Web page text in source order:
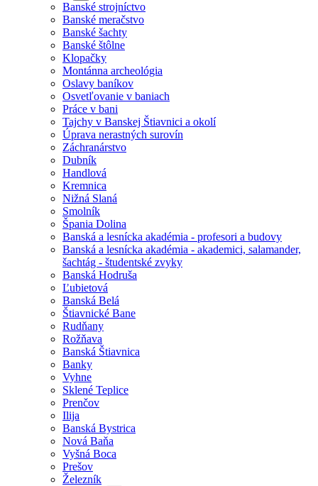
Banské strojníctvo
Banské meračstvo
Banské šachty
Banské štôlne
Klopačky
Montánna archeológia
Oslavy baníkov
Osvetľovanie v baniach
Práce v bani
Tajchy v Banskej Štiavnici a okolí
Úprava nerastných surovín
Záchranárstvo
Dubník
Handlová
Kremnica
Nižná Slaná
Smolník
Špania Dolina
Banská a lesnícka akadémia - profesori a budovy
Banská a lesnícka akadémia - akademici, salamander,
šachtág - študentské zvyky
Banská Hodruša
Ľubietová
Banská Belá
Štiavnické Bane
Rudňany
Rožňava
Banská Štiavnica
Banky
Vyhne
Sklené Teplice
Prenčov
Ilija
Banská Bystrica
Nová Baňa
Vyšná Boca
Prešov
Železník